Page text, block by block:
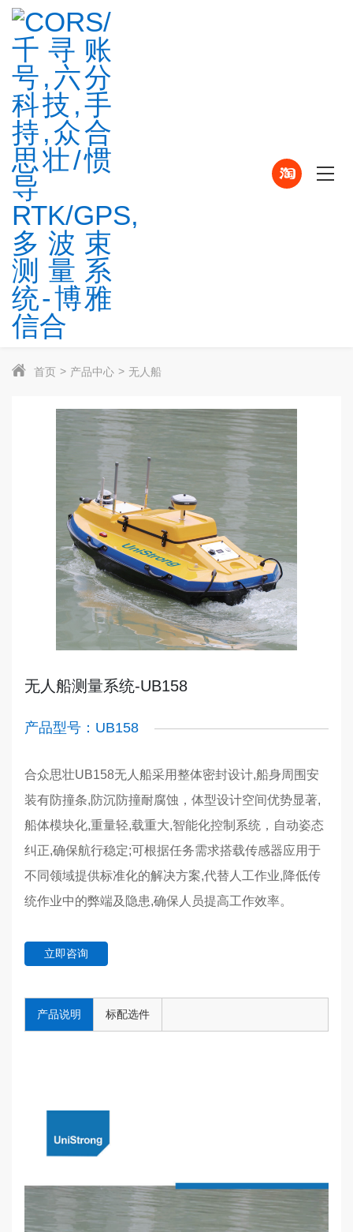
首页 产品中心 无人船
无人船测量系统-UB158
产品型号：UB158
合众思壮UB158无人船采用整体密封设计,船身周围安
装有防撞条,防沉防撞耐腐蚀，体型设计空间优势显著,
船体模块化,重量轻,载重大,智能化控制系统，自动姿态
纠正,确保航行稳定;可根据任务需求搭载传感器应用于
不同领域提供标准化的解决方案,代替人工作业,降低传
统作业中的弊端及隐患,确保人员提高工作效率。
立即咨询
产品说明 标配选件